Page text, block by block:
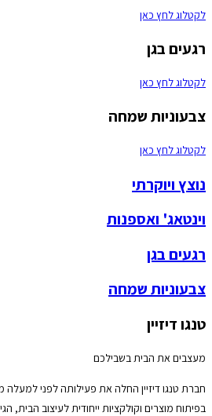
לקטלוג לחץ כאן
רגעים בגן
לקטלוג לחץ כאן
צבעוניות שמחה
לקטלוג לחץ כאן
נוצץ ויוקרתי
וינטאג' ואספנות
רגעים בגן
צבעוניות שמחה
טנגו דיזיין
מעצבים את הבית בשבילכם
חברת טנגו דיזיין החלה את פעילותה לפני
בפיתוח מוצרים וקולקציות ייחודית לעיצוב